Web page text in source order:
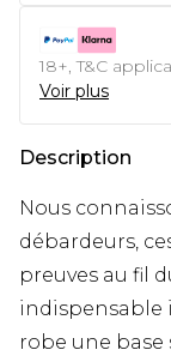
18+, T&C
Voir plus
Description
Nous
débardeurs,
preuves au fil
indispensable
robe une base